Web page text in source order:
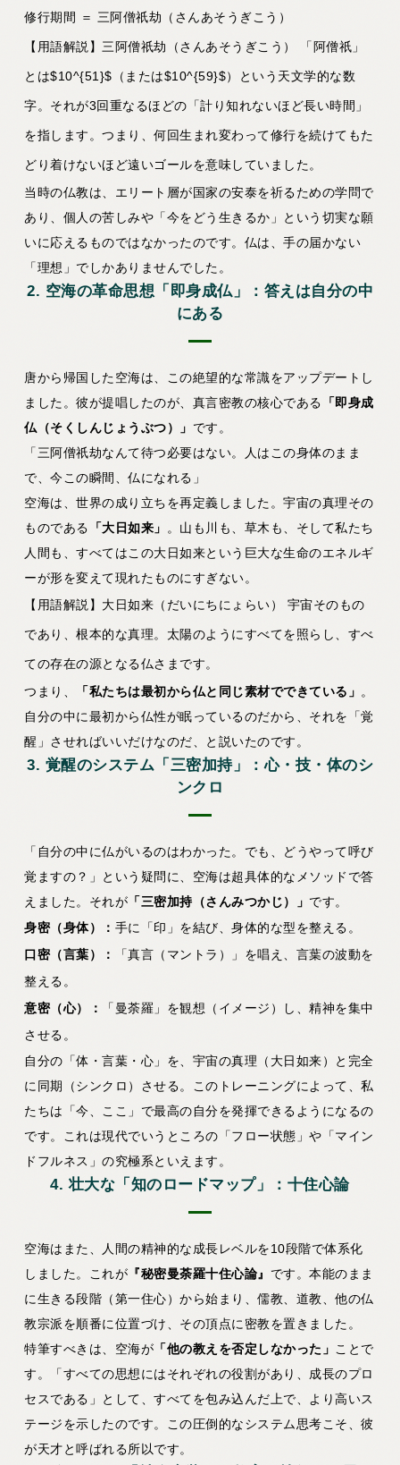
修行期間 ＝ 三阿僧祇劫（さんあそうぎこう）
【用語解説】三阿僧祇劫（さんあそうぎこう） 「阿僧祇」
とは$10^{51}$（または$10^{59}$）という天文学的な数
字。それが3回重なるほどの「計り知れないほど長い時間」
を指します。つまり、何回生まれ変わって修行を続けてもた
どり着けないほど遠いゴールを意味していました。
当時の仏教は、エリート層が国家の安泰を祈るための学問で
あり、個人の苦しみや「今をどう生きるか」という切実な願
いに応えるものではなかったのです。仏は、手の届かない
「理想」でしかありませんでした。
2. 空海の革命思想「即身成仏」：答えは自分の中
にある
唐から帰国した空海は、この絶望的な常識をアップデートし
ました。彼が提唱したのが、真言密教の核心である
「即身成
仏（そくしんじょうぶつ）」 です。
「三阿僧祇劫なんて待つ必要はない。人はこの身体のまま
で、今この瞬間、仏になれる」
空海は、世界の成り立ちを再定義しました。宇宙の真理その
ものである
「大日如来」
。山も川も、草木も、そして私たち
人間も、すべてはこの大日如来という巨大な生命のエネルギ
ーが形を変えて現れたものにすぎない。
【用語解説】大日如来（だいにちにょらい）
宇宙そのもの
であり、根本的な真理。太陽のようにすべてを照らし、すべ
ての存在の源となる仏さまです。
つまり、
「私たちは最初から仏と同じ素材でできている」 。
自分の中に最初から仏性が眠っているのだから、それを「覚
醒」させればいいだけなのだ、と説いたのです。
3. 覚醒のシステム「三密加持」：心・技・体のシ
ンクロ
「自分の中に仏がいるのはわかった。でも、どうやって呼び
覚ますの？」という疑問に、空海は超具体的なメソッドで答
えました。それが 「三密加持（さんみつかじ）」 です。
身密（身体）： 手に「印」を結び、身体的な型を整える。
口密（言葉）：
「真言（マントラ）」を唱え、言葉の波動を
整える。
意密（心）：
「曼荼羅」を観想（イメージ）し、精神を集中
させる。
自分の「体・言葉・心」を、宇宙の真理（大日如来）と完全
に同期（シンクロ）させる。このトレーニングによって、私
たちは「今、ここ」で最高の自分を発揮できるようになるの
です。これは現代でいうところの「フロー状態」や「マイン
ドフルネス」の究極系といえます。
4. 壮大な「知のロードマップ」：十住心論
空海はまた、人間の精神的な成長レベルを10段階で体系化
しました。これが 『秘密曼荼羅十住心論』 です。本能のまま
に生きる段階（第一住心）から始まり、儒教、道教、他の仏
教宗派を順番に位置づけ、その頂点に密教を置きました。
特筆すべきは、空海が 「他の教えを否定しなかった」 ことで
す。「すべての思想にはそれぞれの役割があり、成長のプロ
セスである」として、すべてを包み込んだ上で、より高いス
テージを示したのです。この圧倒的なシステム思考こそ、彼
が天才と呼ばれる所以です。